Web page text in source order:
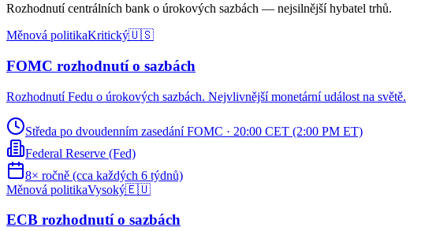
Rozhodnutí centrálních bank o úrokových sazbách — nejsilnější hybatel trhů.
Měnová politikaKritický🇺🇸
FOMC rozhodnutí o sazbách
Rozhodnutí Fedu o úrokových sazbách. Nejvlivnější monetární událost na světě.
Středa po dvoudenním zasedání FOMC · 20:00 CET (2:00 PM ET)
Federal Reserve (Fed)
8× ročně (cca každých 6 týdnů)
Měnová politikaVysoký🇪🇺
ECB rozhodnutí o sazbách